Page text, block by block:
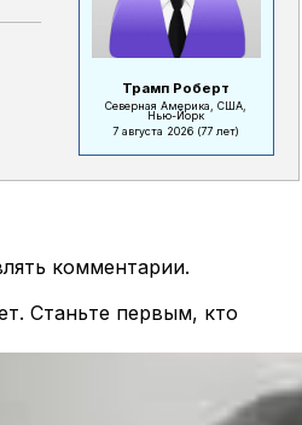
Трамп Роберт
Северная Америка, США,
Нью-Йорк
7 августа 2026 (77 лет)
комментарии.
Станьте первым, кто